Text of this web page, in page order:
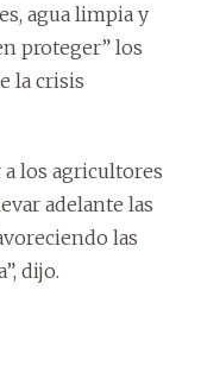
agua limpia y
proteger” los
la crisis
a los agricultores
adelante las
las
dijo.